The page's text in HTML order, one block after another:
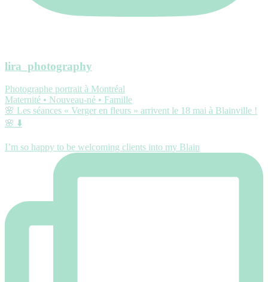
lira_photography
Photographe portrait à Montréal
Maternité • Nouveau-né • Famille
🌸 Les séances « Verger en fleurs » arrivent le 18 mai à Blainville !
🌸 ⬇️
I’m so happy to be welcoming clients into my Blain